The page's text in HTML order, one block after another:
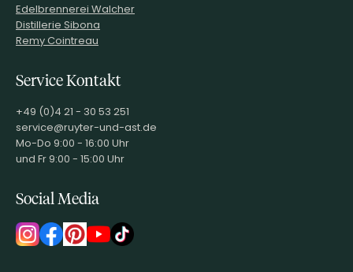
Edelbrennerei Walcher
Distillerie Sibona
Remy Cointreau
Service Kontakt
+49 (0)4 21 - 30 53 251
service@ruyter-und-ast.de
Mo-Do 9:00 - 16:00 Uhr
und Fr 9:00 - 15:00 Uhr
Social Media